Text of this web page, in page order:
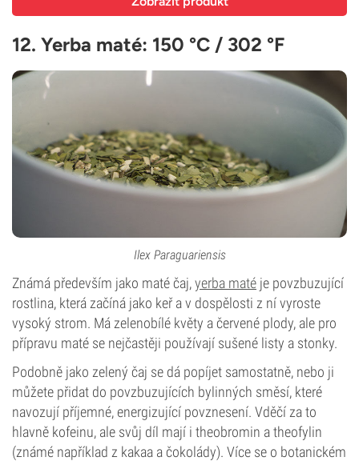
12. Yerba maté: 150 °C / 302 °F
Ilex Paraguariensis
Známá především jako maté čaj,yerba maté je povzbuzující
rostlina, která začíná jako keř a v dospělosti z ní vyroste
vysoký strom. Má zelenobílé květy a červené plody, ale pro
přípravu maté se nejčastěji používají sušené listy a stonky.
Podobně jako zelený čaj se dá popíjet samostatně, nebo ji
můžete přidat do povzbuzujících bylinných směsí, které
navozují příjemné, energizující povznesení. Vděčí za to
hlavně kofeinu, ale svůj díl mají i theobromin a theofylin
(známé například z kakaa a čokolády). Více se o botanickém